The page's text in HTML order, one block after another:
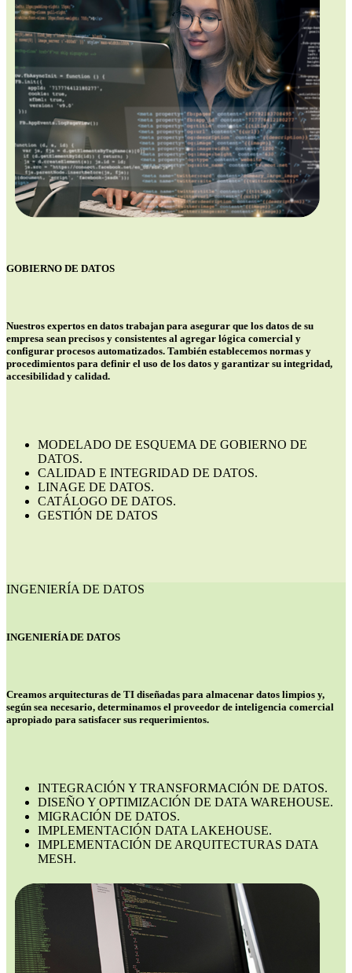
GOBIERNO DE DATOS
Nuestros expertos en datos trabajan para asegurar que los datos de su
empresa sean precisos y consistentes al agregar lógica comercial y
configurar procesos automatizados. También establecemos normas y
procedimientos para definir el uso de los datos y garantizar su integridad,
accesibilidad y calidad.
MODELADO DE ESQUEMA DE GOBIERNO DE
DATOS.
CALIDAD E INTEGRIDAD DE DATOS.
LINAGE DE DATOS.
CATÁLOGO DE DATOS.
GESTIÓN DE DATOS
INGENIERÍA DE DATOS
INGENIERÍA DE DATOS
Creamos arquitecturas de TI diseñadas para almacenar datos limpios y,
según sea necesario, determinamos el proveedor de inteligencia comercial
apropiado para satisfacer sus requerimientos.
INTEGRACIÓN Y TRANSFORMACIÓN DE DATOS.
DISEÑO Y OPTIMIZACIÓN DE DATA WAREHOUSE.
MIGRACIÓN DE DATOS.
IMPLEMENTACIÓN DATA LAKEHOUSE.
IMPLEMENTACIÓN DE ARQUITECTURAS DATA
MESH.